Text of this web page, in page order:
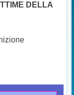
DELLA